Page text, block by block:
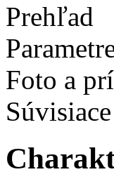
Prehľad
Foto a